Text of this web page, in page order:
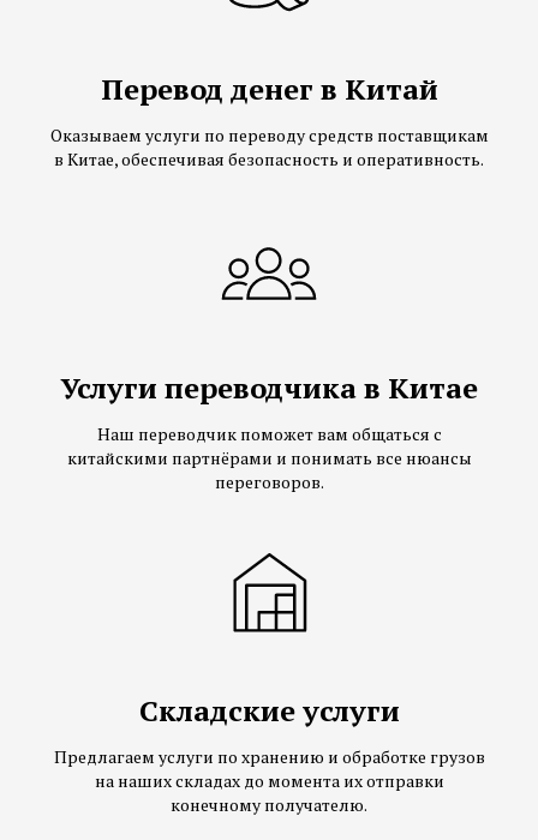
Перевод денег в Китай
Оказываем услуги по переводу средств поставщикам
в Китае, обеспечивая безопасность и оперативность.
Услуги переводчика в Китае
Наш переводчик поможет вам общаться с
китайскими партнёрами и понимать все нюансы
переговоров.
Складские услуги
Предлагаем услуги по хранению и обработке грузов
на наших складах до момента их отправки
конечному получателю.